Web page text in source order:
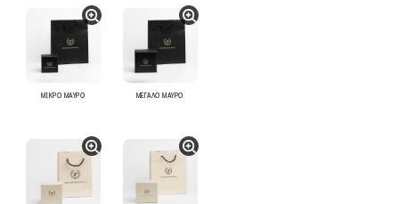
ΜΙΚΡΟ ΜΑΥΡΟ ΜΕΓΑΛΟ ΜΑΥΡΟ